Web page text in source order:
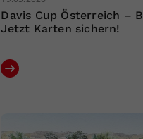
Davis Cup Österreich –
Jetzt Karten sichern!